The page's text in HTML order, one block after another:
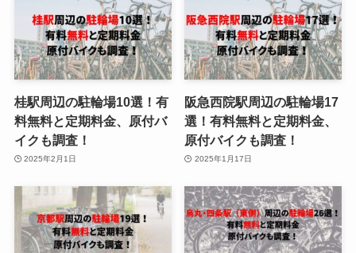
桂駅周辺の駐輪場10選！有
料無料と定期料金、原付バ
イクも調査！
2025年2月1日
阪急西院駅周辺の駐輪場17
選！有料無料と定期料金、
原付バイクも調査！
2025年1月17日